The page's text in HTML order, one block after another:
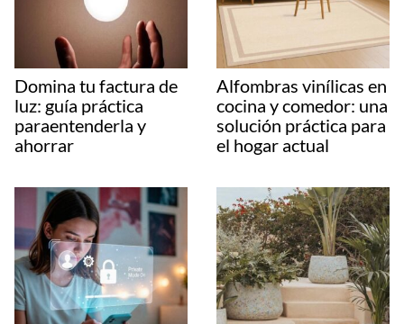
Domina tu factura de
luz: guía práctica
paraentenderla y
ahorrar
Alfombras vinílicas en
cocina y comedor: una
solución práctica para
el hogar actual